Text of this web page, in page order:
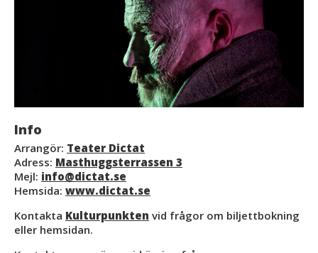
Info
Arrangör: Teater Dictat
Adress: Masthuggsterrassen 3
Mejl: info@dictat.se
Hemsida: www.dictat.se
Kontakta Kulturpunkten vid frågor om biljettbokning
eller hemsidan.